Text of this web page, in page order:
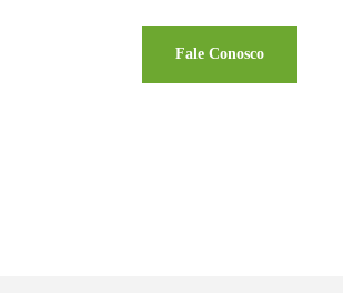
Fale Conosco